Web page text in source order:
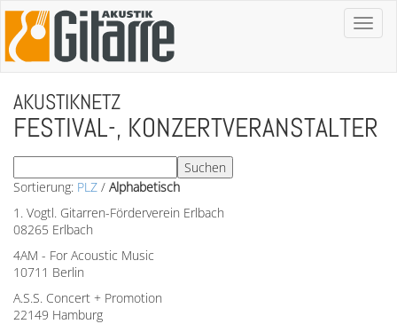
Toggle
AKUSTIKNETZ
FESTIVAL-, KONZERTVERANSTALTER
Sortierung: PLZ / Alphabetisch
1. Vogtl. Gitarren-Förderverein Erlbach
08265 Erlbach
4AM - For Acoustic Music
10711 Berlin
A.S.S. Concert + Promotion
22149 Hamburg